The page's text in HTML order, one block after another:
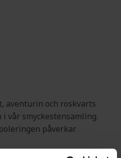
aventurin och roskvarts
vår smyckestensamling.
påverkar